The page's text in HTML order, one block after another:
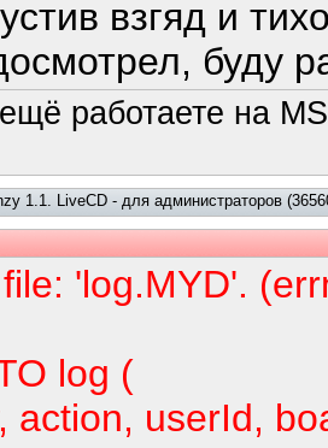
взгяд и
буду
работаете на
1.1. LiveCD - для администраторов
'log.MYD'.
log (
action, userId,